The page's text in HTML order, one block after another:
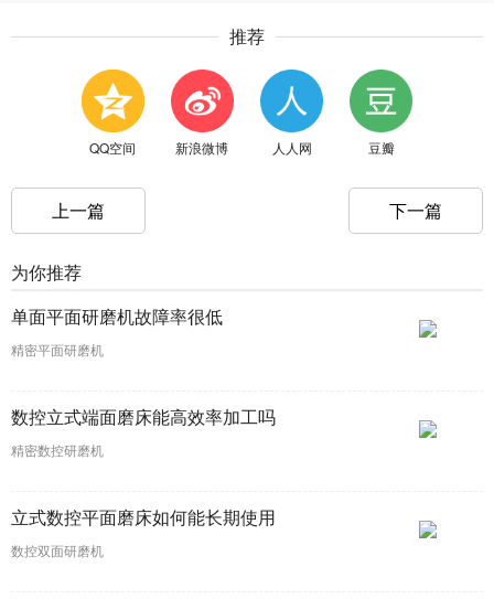
推荐
QQ空间 新浪微博 人人网 豆瓣
上一篇 下一篇
为你推荐
单面平面研磨机故障率很低
精密平面研磨机
数控立式端面磨床能高效率加工吗
精密数控研磨机
立式数控平面磨床如何能长期使用
数控双面研磨机